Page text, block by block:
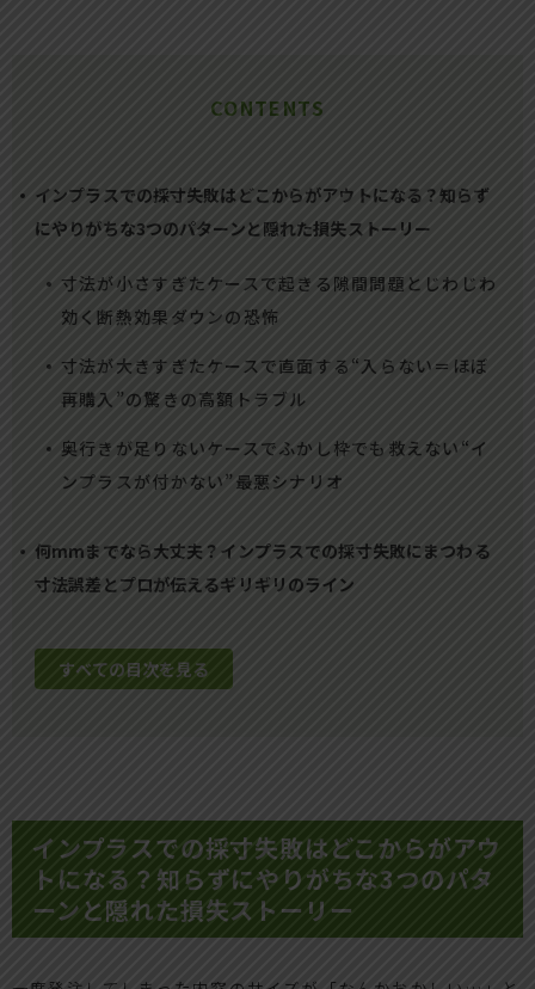
CONTENTS
インプラスでの採寸失敗はどこからがアウトになる？知らず
にやりがちな3つのパターンと隠れた損失ストーリー
寸法が小さすぎたケースで起きる隙間問題とじわじわ
効く断熱効果ダウンの恐怖
寸法が大きすぎたケースで直面する“入らない＝ほぼ
再購入”の驚きの高額トラブル
奥行きが足りないケースでふかし枠でも救えない“イ
ンプラスが付かない”最悪シナリオ
何mmまでなら大丈夫？インプラスでの採寸失敗にまつわる
寸法誤差とプロが伝えるギリギリのライン
すべての目次を見る
インプラスでの採寸失敗はどこからがアウ
トになる？知らずにやりがちな3つのパタ
ーンと隠れた損失ストーリー